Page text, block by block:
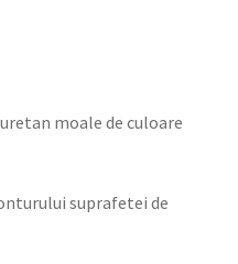
moale de culoare
suprafetei de